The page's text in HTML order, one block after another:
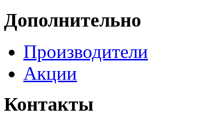
Дополнительно
Производители
Акции
Контакты